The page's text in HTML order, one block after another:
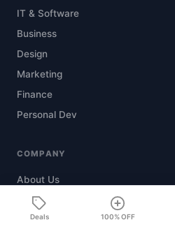
IT & Software
Business
Design
Marketing
Finance
Personal Dev
COMPANY
About Us
Contact
Submit Course
Deals 100% OFF